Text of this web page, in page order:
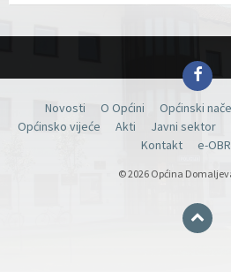
Novosti O Općini Općinski
Općinsko vijeće
Akti Javni sektor
Kontakt
e-
© 2026 Općina